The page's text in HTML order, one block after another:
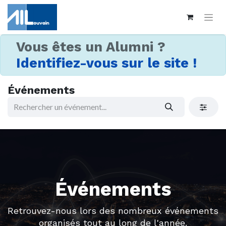
Vous êtes un Alumni ?
Identifiez-vous sur le site !
Événements
Événements
Retrouvez-nous lors des nombreux événements
organisés tout au long de l'année.